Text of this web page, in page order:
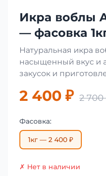
Икра воблы
— фасовка
Натуральная икра
насыщенный вкус и
закусок и
2 400 ₽ 2 700
Фасовка:
1кг — 2 400 ₽
✗ Нет в наличии